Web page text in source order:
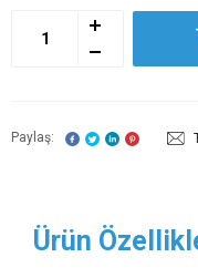
Paylaş:
Ürün